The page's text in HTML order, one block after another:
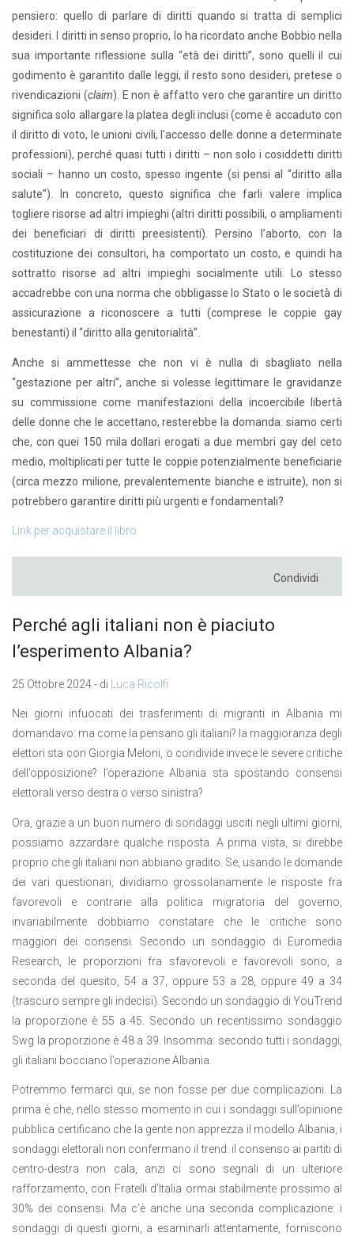
pensiero: quello di parlare di diritti quando si tratta di semplici
desideri. I diritti in senso proprio, lo ha ricordato anche Bobbio nella
sua importante riflessione sulla “età dei diritti”, sono quelli il cui
godimento è garantito dalle leggi, il resto sono desideri, pretese o
rivendicazioni (claim). E non è affatto vero che garantire un diritto
significa solo allargare la platea degli inclusi (come è accaduto con
il diritto di voto, le unioni civili, l’accesso delle donne a determinate
professioni), perché quasi tutti i diritti – non solo i cosiddetti diritti
sociali – hanno un costo, spesso ingente (si pensi al “diritto alla
salute”). In concreto, questo significa che farli valere implica
togliere risorse ad altri impieghi (altri diritti possibili, o ampliamenti
dei beneficiari di diritti preesistenti). Persino l’aborto, con la
costituzione dei consultori, ha comportato un costo, e quindi ha
sottratto risorse ad altri impieghi socialmente utili. Lo stesso
accadrebbe con una norma che obbligasse lo Stato o le società di
assicurazione a riconoscere a tutti (comprese le coppie gay
benestanti) il “diritto alla genitorialità”.
Anche si ammettesse che non vi è nulla di sbagliato nella
“gestazione per altri”, anche si volesse legittimare le gravidanze
su commissione come manifestazioni della incoercibile libertà
delle donne che le accettano, resterebbe la domanda: siamo certi
che, con quei 150 mila dollari erogati a due membri gay del ceto
medio, moltiplicati per tutte le coppie potenzialmente beneficiarie
(circa mezzo milione, prevalentemente bianche e istruite), non si
potrebbero garantire diritti più urgenti e fondamentali?
Link per acquistare il libro
Condividi
Perché agli italiani non è piaciuto
l’esperimento Albania?
25 Ottobre 2024 - di Luca Ricolfi
Nei giorni infuocati dei trasferimenti di migranti in Albania mi
domandavo: ma come la pensano gli italiani? la maggioranza degli
elettori sta con Giorgia Meloni, o condivide invece le severe critiche
dell’opposizione? l’operazione Albania sta spostando consensi
elettorali verso destra o verso sinistra?
Ora, grazie a un buon numero di sondaggi usciti negli ultimi giorni,
possiamo azzardare qualche risposta. A prima vista, si direbbe
proprio che gli italiani non abbiano gradito. Se, usando le domande
dei vari questionari, dividiamo grossolanamente le risposte fra
favorevoli e contrarie alla politica migratoria del governo,
invariabilmente dobbiamo constatare che le critiche sono
maggiori dei consensi. Secondo un sondaggio di Euromedia
Research, le proporzioni fra sfavorevoli e favorevoli sono, a
seconda del quesito, 54 a 37, oppure 53 a 28, oppure 49 a 34
(trascuro sempre gli indecisi). Secondo un sondaggio di YouTrend
la proporzione è 55 a 45. Secondo un recentissimo sondaggio
Swg la proporzione è 48 a 39. Insomma: secondo tutti i sondaggi,
gli italiani bocciano l’operazione Albania.
Potremmo fermarci qui, se non fosse per due complicazioni. La
prima è che, nello stesso momento in cui i sondaggi sull’opinione
pubblica certificano che la gente non apprezza il modello Albania, i
sondaggi elettorali non confermano il trend: il consenso ai partiti di
centro-destra non cala, anzi ci sono segnali di un ulteriore
rafforzamento, con Fratelli d’Italia ormai stabilmente prossimo al
30% dei consensi. Ma c’è anche una seconda complicazione: i
sondaggi di questi giorni, a esaminarli attentamente, forniscono